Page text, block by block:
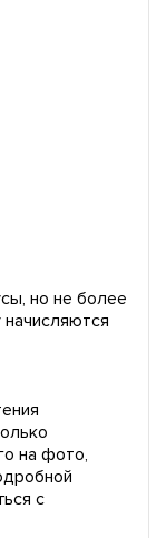
но не более
начисляются
на фото,
с